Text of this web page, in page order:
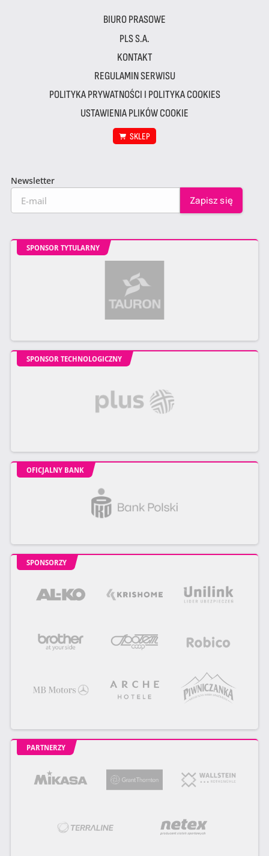
BIURO PRASOWE
PLS S.A.
KONTAKT
REGULAMIN SERWISU
POLITYKA PRYWATNOŚCI I POLITYKA COOKIES
USTAWIENIA PLIKÓW COOKIE
SKLEP
Newsletter
SPONSOR TYTULARNY
SPONSOR TECHNOLOGICZNY
OFICJALNY BANK
SPONSORZY
PARTNERZY